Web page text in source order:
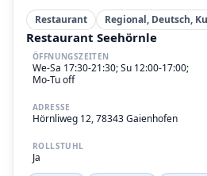
Restaurant Regional, Deutsch,
Restaurant Seehörnle
ÖFFNUNGSZEITEN
We-Sa 17:30-21:30; Su 12:00-17:00;
Mo-Tu off
ADRESSE
Hörnliweg 12, 78343 Gaienhofen
ROLLSTUHL
Ja